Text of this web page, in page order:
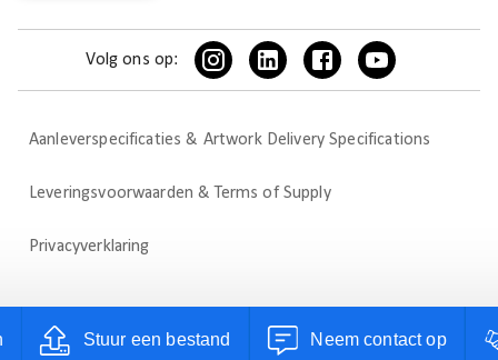
Stuur een bestand Neem contact op
Volg ons op:
Aanleverspecificaties & Artwork Delivery Specifications
Leveringsvoorwaarden & Terms of Supply
Privacyverklaring